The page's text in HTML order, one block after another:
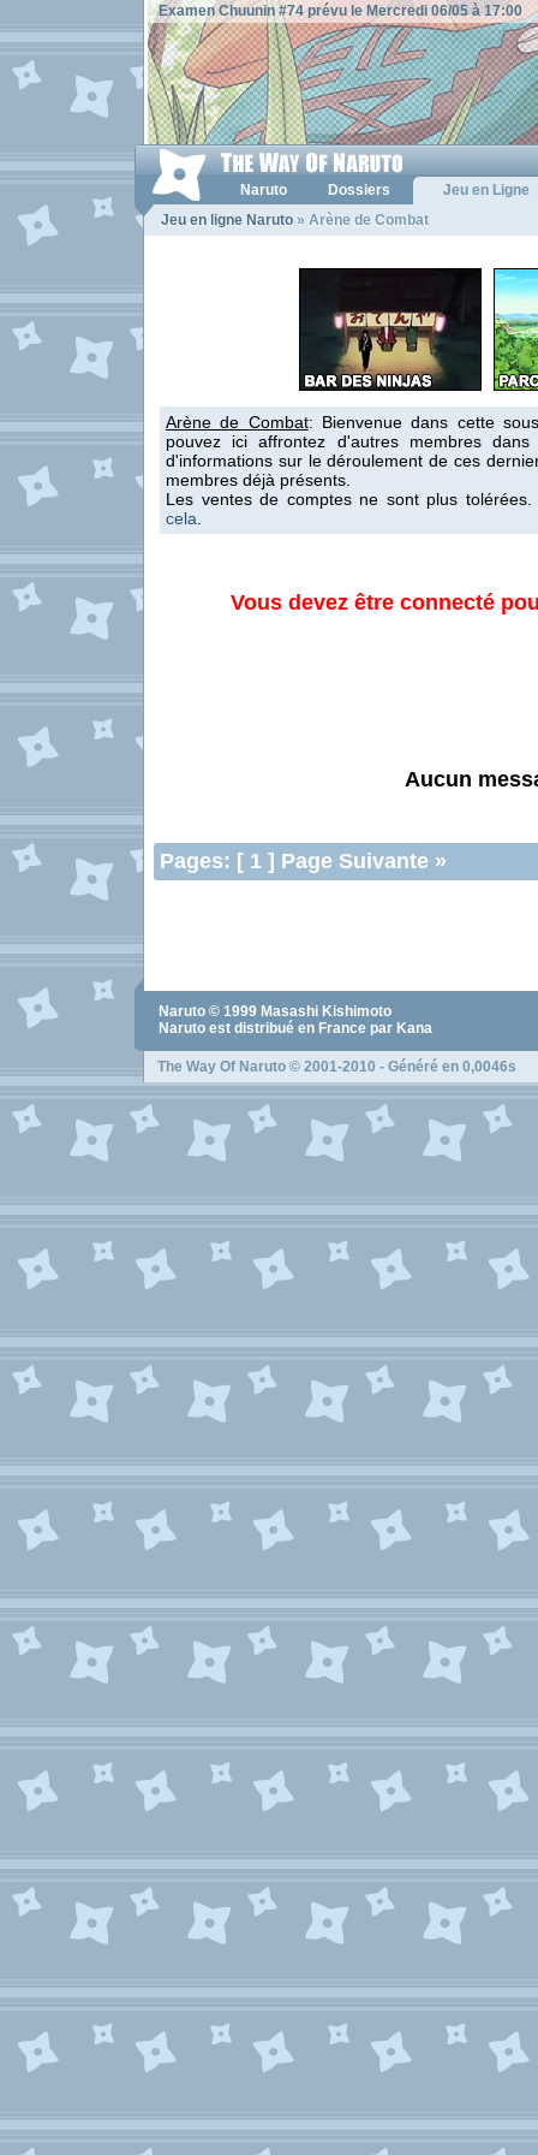
Examen Chuunin #74 prévu le Mercredi 06/05 à 17:00
Naruto Dossiers
Jeu en Ligne
Jeu en ligne Naruto » Arène de Combat
Arène de Combat: Bienvenue dans cette
pouvez ici affrontez d'autres membres
d'informations sur le déroulement de ces
membres déjà présents.
Les ventes de comptes ne sont plus tolérées.
cela
Vous devez être connecté
Aucun
Pages: [ 1 ] Page Suivante »
Naruto © 1999 Masashi Kishimoto
Naruto est distribué en France par Kana
The Way Of Naruto © 2001-2010 - Généré en 0,0046s